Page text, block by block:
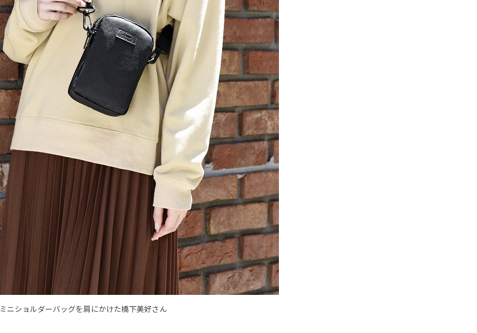
ミニショルダーバッグを肩にかけた橋下美好さん